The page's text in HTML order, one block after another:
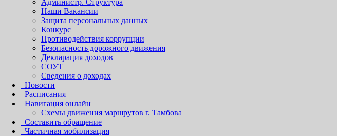
Наши Вакансии
Защита персональных данных
Конкурс
Противодействия коррупции
Безопасность дорожного движения
Декларация доходов
СОУТ
Сведения о доходах
Новости
Расписания
Навигация онлайн
Схемы движения маршрутов г. Тамбова
Составить обращение
Частичная мобилизация